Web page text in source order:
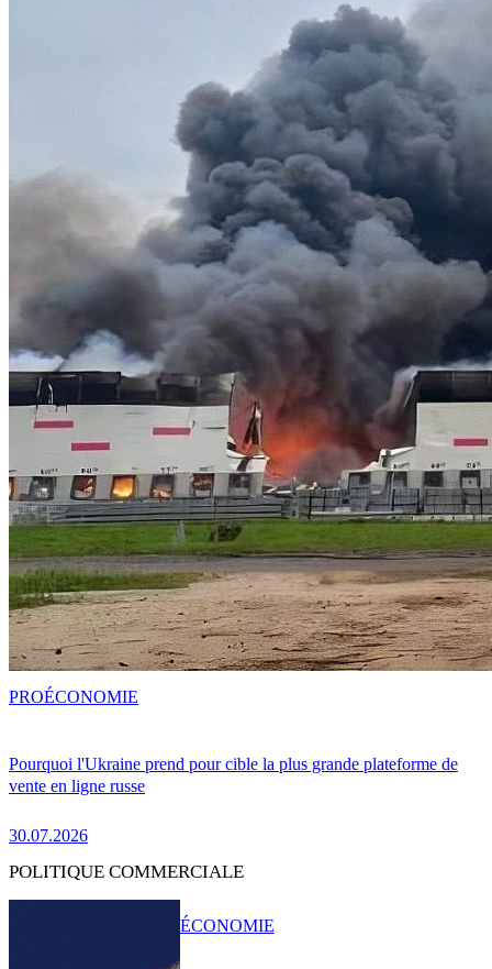
Pourquoi l'Ukraine prend pour cible la plus grande plateforme de
vente en ligne russe
30.07.2026
PROÉCONOMIE
POLITIQUE COMMERCIALE
ÉCONOMIE